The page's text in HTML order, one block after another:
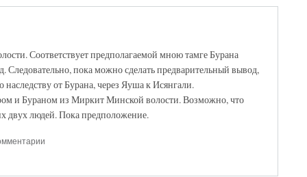
Соответствует предполагаемой мною тамге Бурана
Следовательно, пока можно сделать предварительный вывод,
наследству от Бурана, через Яуша к Исянгали.
и Бураном из Миркит Минской волости. Возможно, что
двух людей. Пока предположение.